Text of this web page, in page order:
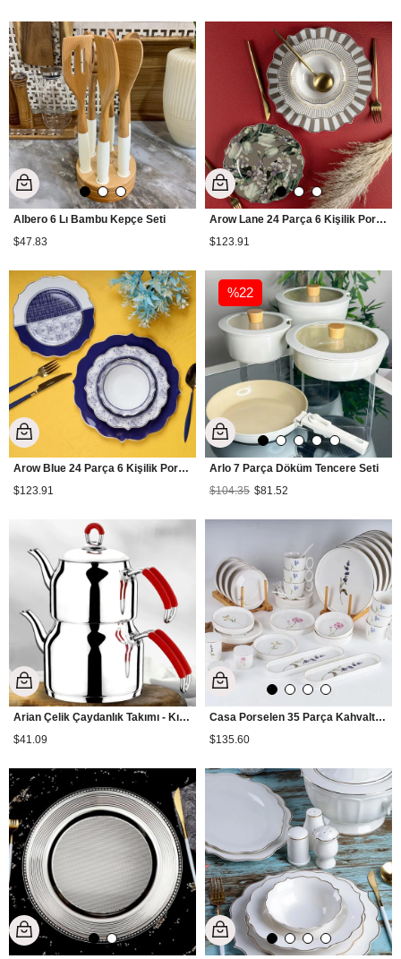
Albero 6 Lı Bambu Kepçe Seti
$47.83
Arow Lane 24 Parça 6 Kişilik Porselen Yemek Takımı
$123.91
Arow Blue 24 Parça 6 Kişilik Porselen Yemek Takımı
$123.91
Arlo 7 Parça Döküm Tencere Seti
$81.52
$104.35
%22
Arian Çelik Çaydanlık Takımı - Kırmızı
$41.09
Casa Porselen 35 Parça Kahvaltı Takımı - Yuvarlak
$135.60